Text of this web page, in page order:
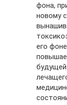
фона,
новому
его